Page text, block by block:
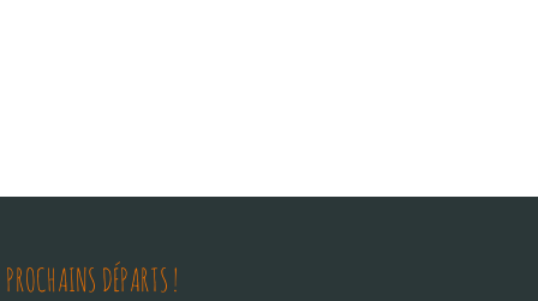
PROCHAINS DÉPARTS !